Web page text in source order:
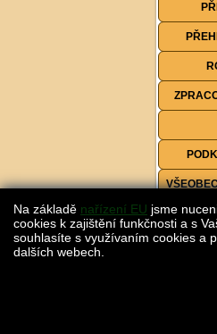
Na základě nařízení EU jsme
cookies k zajištění funkčnosti a s
souhlasíte s využívaním cookies a
dalších webech.